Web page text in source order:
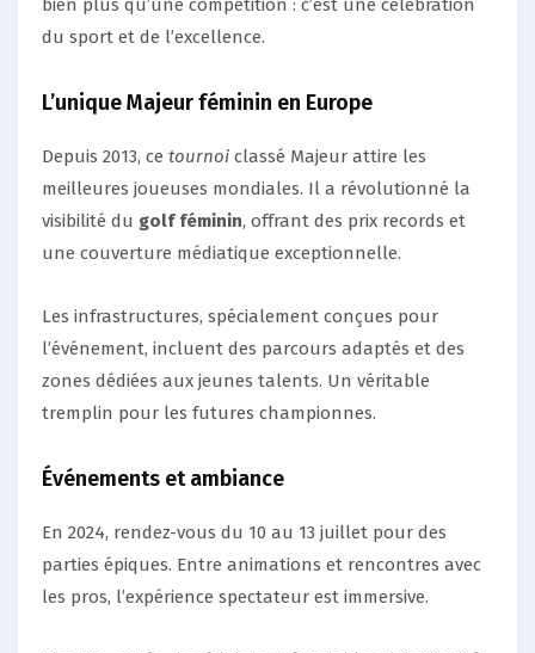
bien plus qu’une compétition : c’est une célébration
du sport et de l’excellence.
L’unique Majeur féminin en Europe
Depuis 2013, ce tournoi classé Majeur attire les
meilleures joueuses mondiales. Il a révolutionné la
visibilité du golf féminin, offrant des prix records et
une couverture médiatique exceptionnelle.
Les infrastructures, spécialement conçues pour
l’événement, incluent des parcours adaptés et des
zones dédiées aux jeunes talents. Un véritable
tremplin pour les futures championnes.
Événements et ambiance
En 2024, rendez-vous du 10 au 13 juillet pour des
parties épiques. Entre animations et rencontres avec
les pros, l’expérience spectateur est immersive.